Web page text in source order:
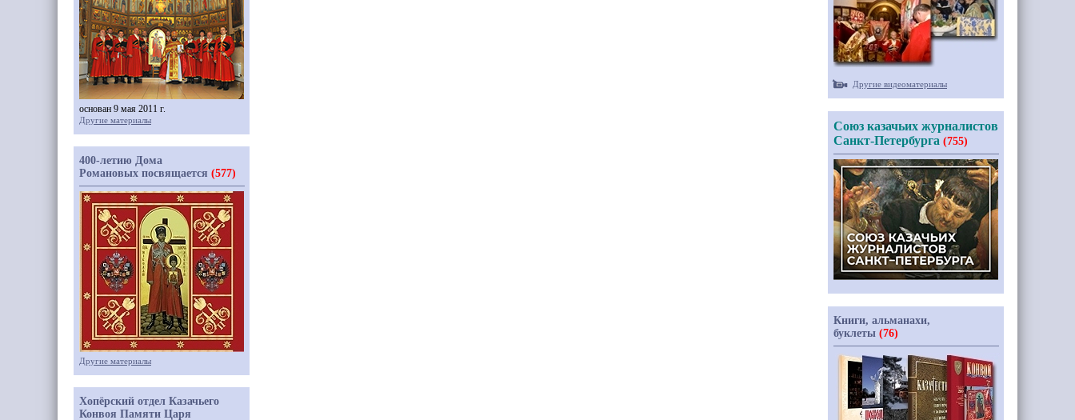
основан 9 мая 2011 г.
Другие материалы
400-летию Дома
Романовых посвящается (577)
Другие материалы
Хопёрский отдел Казачьего
Конвоя Памяти Царя
Другие видеоматериалы
Союз казачьих журналистов
Санкт-Петербурга (755)
Книги, альманахи,
буклеты (76)